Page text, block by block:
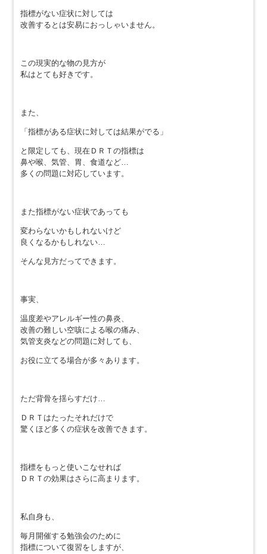
指標がない症状に対しては
改善するとは安易におっしゃいません。
この現実的な物の見方が
私はとても好きです。
また、
「指標がある症状に対しては結果がでる」
と限定しても、現在ＤＲＴの指標は
鼻や喉、気管、胃、食道など…
多くの問題に対応しています。
また指標がない症状であっても
変わらないかもしれないけど
良くなるかもしれない…
そんな見方だってできます。
事実、
温度差やアレルギー性の鼻炎、
改善の難しい空咳による喉の痛み、
気管支炎などの問題に対しても、
お役に立てる場合が多々あります。
ただ背骨を揺らすだけ…
ＤＲＴはたったそれだけで
驚くほど多くの症状を改善できます。
指標をもっと使いこなせれば
ＤＲＴの効果はさらに高まります。
私自身も、
毎月開催する勉強会のために
指標について復習をしますが、